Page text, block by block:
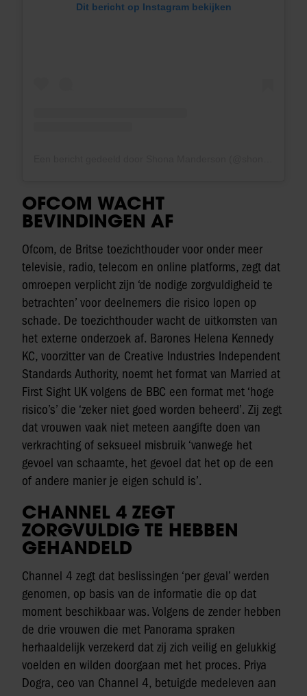
Dit bericht op Instagram bekijken
OFCOM WACHT
BEVINDINGEN AF
Ofcom, de Britse toezichthouder voor onder meer
televisie, radio, telecom en online platforms, zegt dat
omroepen verplicht zijn ‘de nodige zorgvuldigheid te
betrachten’ voor deelnemers die risico lopen op
schade. De toezichthouder wacht de uitkomsten van
het externe onderzoek af. Barones Helena Kennedy
KC, voorzitter van de Creative Industries Independent
Standards Authority, noemt het format van Married at
First Sight UK volgens de BBC een format met ‘hoge
risico’s’ die ‘zeker niet goed worden beheerd’. Zij zegt
dat vrouwen vaak niet meteen aangifte doen van
verkrachting of seksueel misbruik ‘vanwege het
gevoel van schaamte, het gevoel dat het op de een
of andere manier je eigen schuld is’.
CHANNEL 4 ZEGT
ZORGVULDIG TE HEBBEN
GEHANDELD
Channel 4 zegt dat beslissingen ‘per geval’ werden
genomen, op basis van de informatie die op dat
moment beschikbaar was. Volgens de zender hebben
de drie vrouwen die met Panorama spraken
herhaaldelijk verzekerd dat zij zich veilig en gelukkig
voelden en wilden doorgaan met het proces. Priya
Dogra, ceo van Channel 4, betuigde medeleven aan